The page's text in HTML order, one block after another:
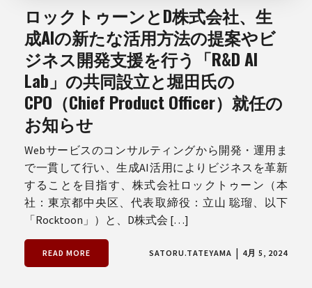
ロックトゥーンとD株式会社、生
成AIの新たな活用方法の提案やビ
ジネス開発支援を行う「R&D AI
Lab」の共同設立と堀田氏の
CPO（Chief Product Officer）就任の
お知らせ
Webサービスのコンサルティングから開発・運用ま
で一貫して行い、生成AI活用によりビジネスを革新
することを目指す、株式会社ロックトゥーン（本
社：東京都中央区、代表取締役：立山 聡瑠、以下
「Rocktoon」）と、D株式会 […]
READ MORE SATORU.TATEYAMA | 4月 5, 2024